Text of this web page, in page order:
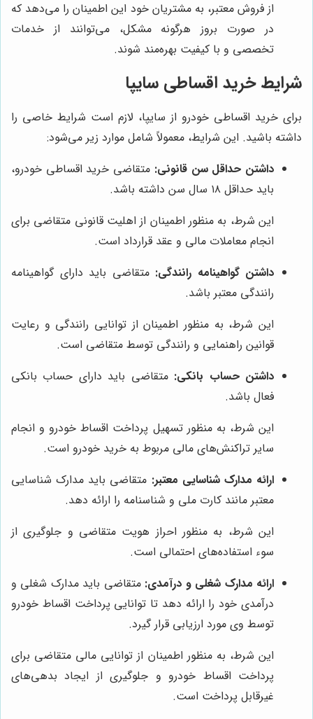
از فروش معتبر، به مشتریان خود این اطمینان را می‌دهد که
در صورت بروز هرگونه مشکل، می‌توانند از خدمات
تخصصی و با کیفیت بهره‌مند شوند.
شرایط خرید اقساطی سایپا
برای خرید اقساطی خودرو از سایپا، لازم است شرایط خاصی را
داشته باشید. این شرایط، معمولاً شامل موارد زیر می‌شود:
داشتن حداقل سن قانونی: متقاضی خرید اقساطی خودرو،
باید حداقل ۱۸ سال سن داشته باشد.
این شرط، به منظور اطمینان از اهلیت قانونی متقاضی برای
انجام معاملات مالی و عقد قرارداد است.
داشتن گواهینامه رانندگی: متقاضی باید دارای گواهینامه
رانندگی معتبر باشد.
این شرط، به منظور اطمینان از توانایی رانندگی و رعایت
قوانین راهنمایی و رانندگی توسط متقاضی است.
داشتن حساب بانکی: متقاضی باید دارای حساب بانکی
فعال باشد.
این شرط، به منظور تسهیل پرداخت اقساط خودرو و انجام
سایر تراکنش‌های مالی مربوط به خرید خودرو است.
ارائه مدارک شناسایی معتبر: متقاضی باید مدارک شناسایی
معتبر مانند کارت ملی و شناسنامه را ارائه دهد.
این شرط، به منظور احراز هویت متقاضی و جلوگیری از
سوء استفاده‌های احتمالی است.
ارائه مدارک شغلی و درآمدی: متقاضی باید مدارک شغلی و
درآمدی خود را ارائه دهد تا توانایی پرداخت اقساط خودرو
توسط وی مورد ارزیابی قرار گیرد.
این شرط، به منظور اطمینان از توانایی مالی متقاضی برای
پرداخت اقساط خودرو و جلوگیری از ایجاد بدهی‌های
غیرقابل پرداخت است.